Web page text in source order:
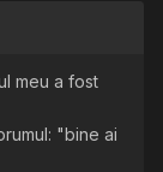
meu a fost
"bine ai